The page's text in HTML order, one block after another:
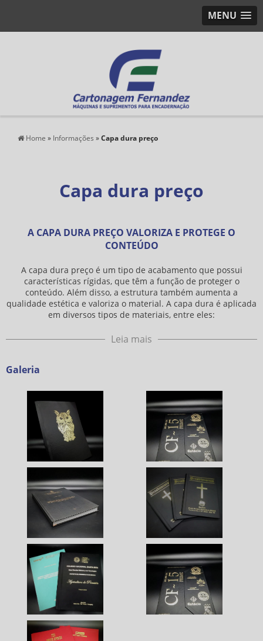
MENU
Home » Informações »Capa dura preço
Capa dura preço
A CAPA DURA PREÇO VALORIZA E PROTEGE O
CONTEÚDO
A capa dura preçoé um tipo de acabamento que possui
características rígidas, que têm a função de proteger o
conteúdo. Além disso, a estrutura também aumenta a
qualidade estética e valoriza o material. A capa dura é aplicada
em diversos tipos de materiais, entre eles:
Leia mais
Galeria